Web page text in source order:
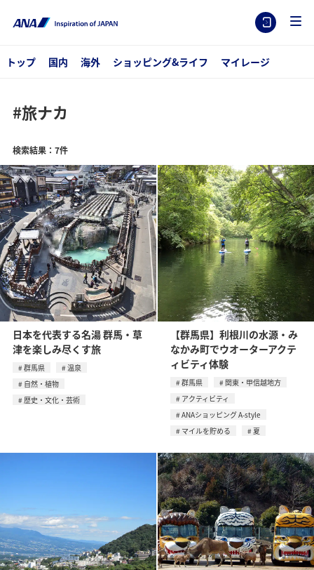
トップ 国内 海外 ショッピング&ライフ マイレージ
#旅ナカ
検索結果：7件
日本を代表する名湯 群馬・草
津を楽しみ尽くす旅
群馬県
温泉
自然・植物
歴史・文化・芸術
【群馬県】利根川の水源・み
なかみ町でウオーターアクテ
ィビティ体験
群馬県
関東・甲信越地方
アクティビティ
ANAショッピング A-style
マイルを貯める
夏